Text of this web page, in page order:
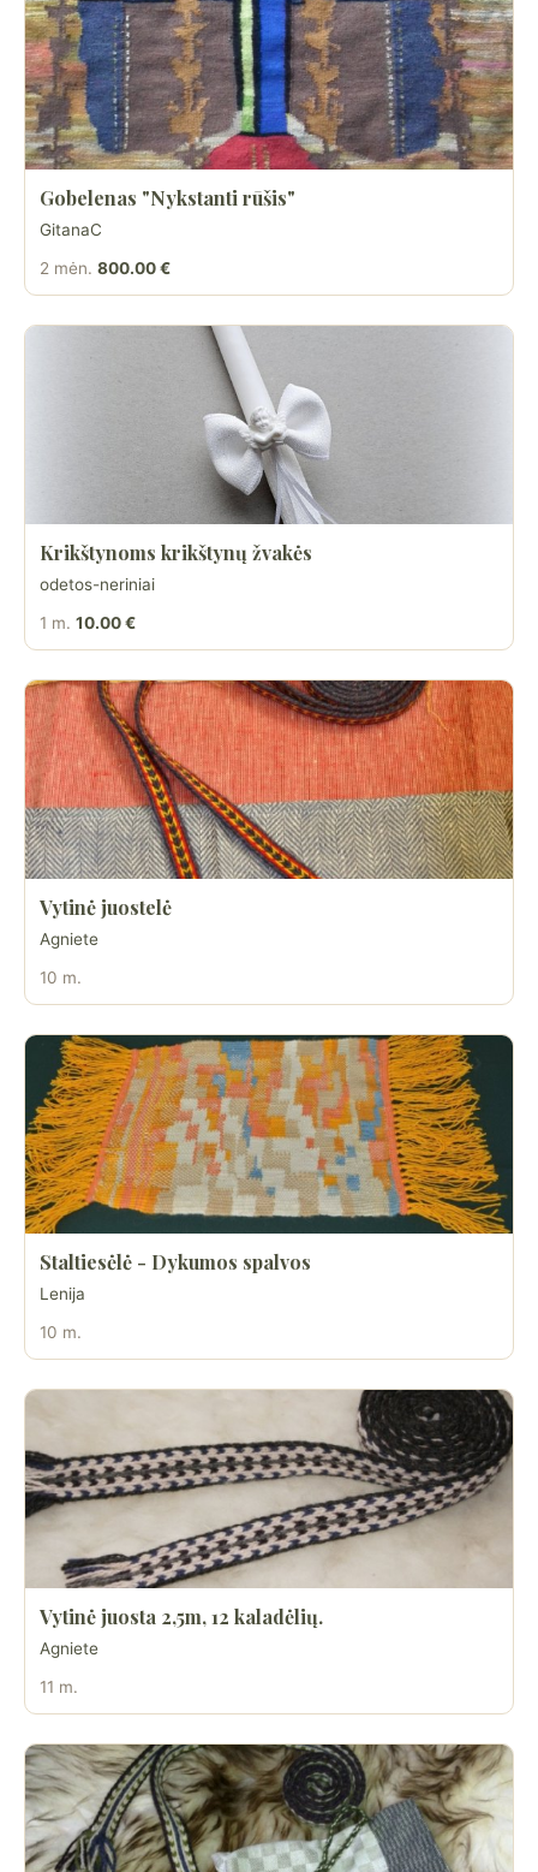
Gobelenas "Nykstanti rūšis"
GitanaC
2 mėn. 800.00 €
Krikštynoms krikštynų žvakės
odetos-neriniai
1 m. 10.00 €
Vytinė juostelė
Agniete
10 m.
Staltiesėlė - Dykumos spalvos
Lenija
10 m.
Vytinė juosta 2,5m, 12 kaladėlių.
Agniete
11 m.